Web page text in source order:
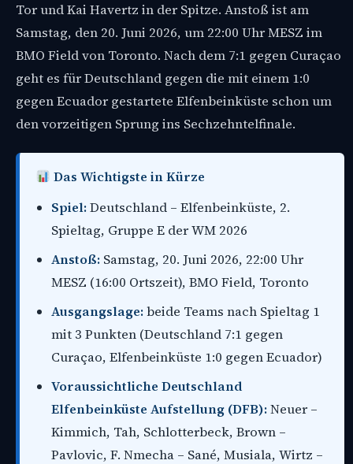
Tor und Kai Havertz in der Spitze. Anstoß ist am
Samstag, den 20. Juni 2026, um 22:00 Uhr MESZ im
BMO Field von Toronto. Nach dem 7:1 gegen Curaçao
geht es für Deutschland gegen die mit einem 1:0
gegen Ecuador gestartete Elfenbeinküste schon um
den vorzeitigen Sprung ins Sechzehntelfinale.
Das Wichtigste in Kürze
Spiel:Deutschland – Elfenbeinküste, 2.
Spieltag, Gruppe E der WM 2026
Anstoß: Samstag, 20. Juni 2026, 22:00 Uhr
MESZ (16:00 Ortszeit), BMO Field, Toronto
Ausgangslage:beide Teams nach Spieltag 1
mit 3 Punkten (Deutschland 7:1 gegen
Curaçao, Elfenbeinküste 1:0 gegen Ecuador)
Voraussichtliche Deutschland
Elfenbeinküste Aufstellung (DFB):Neuer –
Kimmich, Tah, Schlotterbeck, Brown –
Pavlovic, F. Nmecha – Sané, Musiala, Wirtz –